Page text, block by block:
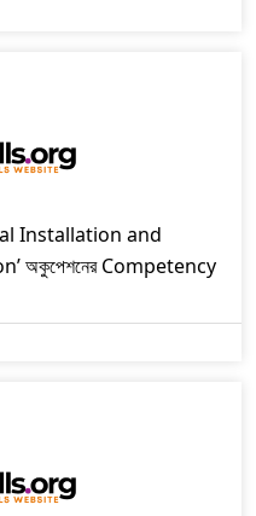
Installation and
অকুপেশনের Competency